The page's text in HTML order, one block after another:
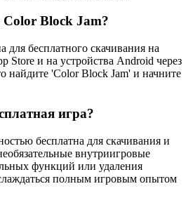
Color Block Jam?
для бесплатного скачивания на
Store и на устройства Android через
найдите 'Color Block Jam' и начните
игра?
бесплатна для скачивания и
внутриигровые
функций или удаления
полным игровым опытом